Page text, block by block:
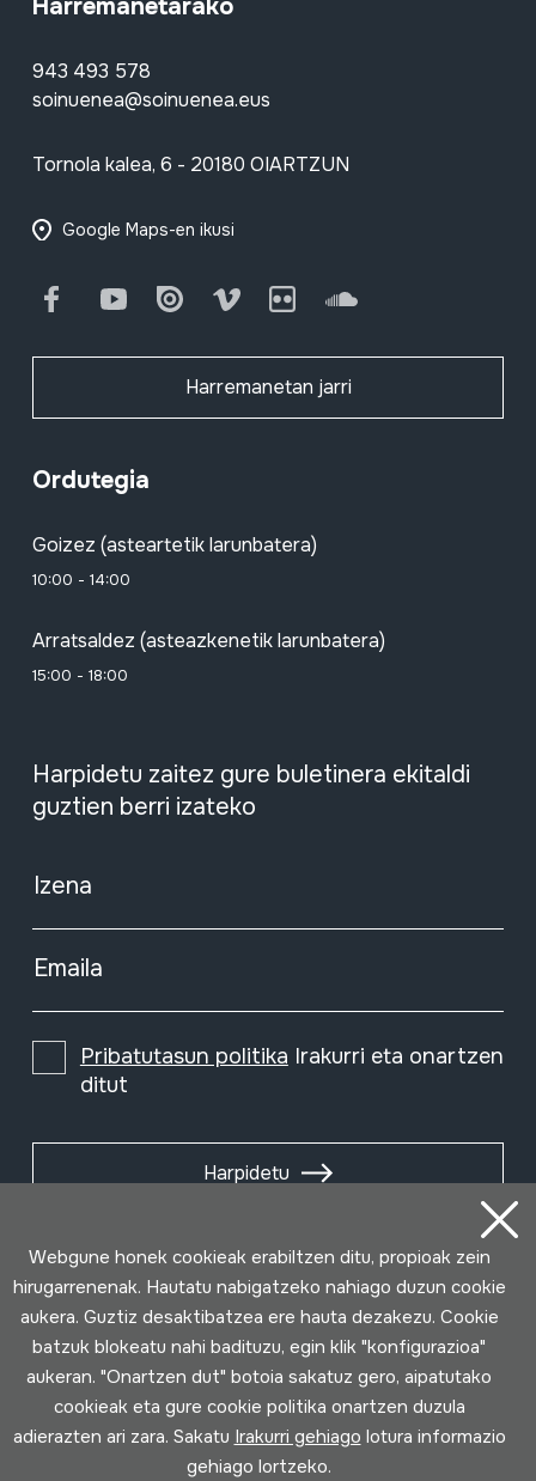
Harremanetarako
943 493 578
soinuenea@soinuenea.eus
Tornola kalea, 6 - 20180 OIARTZUN
Google Maps-en ikusi
FacebookYoutube Issuu Vimeo Flickr SoundCloud
Harremanetan jarri
Ordutegia
Goizez (asteartetik larunbatera)
10:00 - 14:00
Arratsaldez (asteazkenetik larunbatera)
15:00 - 18:00
Harpidetu zaitez gure buletinera ekitaldi
guztien berri izateko
Izena
Emaila
Pribatutasun politika Irakurri eta onartzen
ditut
Harpidetu
Webgune honek cookieak erabiltzen ditu, propioak zein
hirugarrenenak. Hautatu nabigatzeko nahiago duzun cookie
aukera. Guztiz desaktibatzea ere hauta dezakezu. Cookie
batzuk blokeatu nahi badituzu, egin klik "konfigurazioa"
aukeran. "Onartzen dut" botoia sakatuz gero, aipatutako
cookieak eta gure cookie politika onartzen duzula
adierazten ari zara. Sakatu Irakurri gehiago lotura informazio
gehiago lortzeko.